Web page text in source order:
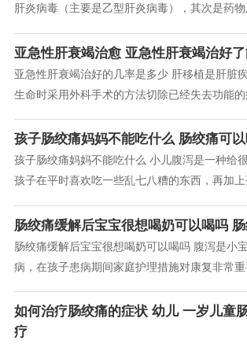
肝炎病毒（主要是乙型肝炎病毒），其次是药物
亚急性肝衰竭治愈 亚急性肝衰竭治好
亚急性肝衰竭治好的几率是多少 肝移植是肝脏
生命时采用外科手术的方法切除已经失去功能的
孩子肠绞痛妈妈不能吃什么 肠绞痛可
孩子肠绞痛妈妈不能吃什么 小儿腹泻是一种给
孩子在平时喜欢吃一些乱七八糟的东西，再加上
肠绞痛缓解后宝宝很想喝奶可以喝吗
肠绞痛缓解后宝宝很想喝奶可以喝吗 腹泻是小
病，在孩子患病期间家庭护理措施对康复非常重
如何治疗肠绞痛的症状 幼儿 一岁儿童
疗